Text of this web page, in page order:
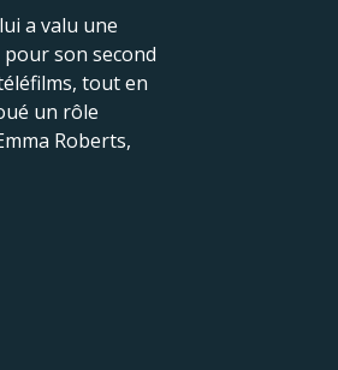
a valu une
son second
tout en
un rôle
Roberts,